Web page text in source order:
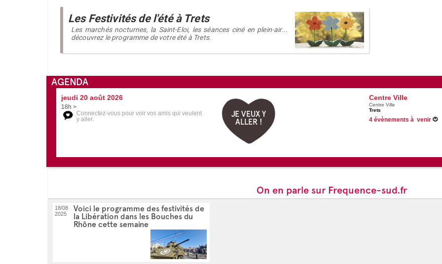
Les Festivités de l'été à Trets
Les marchés nocturnes, la Saint-Eloi, les séances ciné en plein-air...
découvrez le programme de votre été à Trets.
AGENDA
jeudi 20 août 2026
18h >
Connectez-vous pour voir vos amis qui veulent
y aller.
JE VEUX Y
ALLER !
Centre Ville
Centre Ville
Trets
4 évènements à venir
On en parle sur Frequence-sud.fr
18/08
2025
Voici le programme des festivités de
la Libération dans les Bouches du
Rhône cette semaine